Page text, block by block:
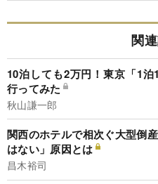
関
10泊しても2万円！東京「1
行ってみた
秋山謙一郎
関西のホテルで相次ぐ大型倒
はない」原因とは
昌木裕司